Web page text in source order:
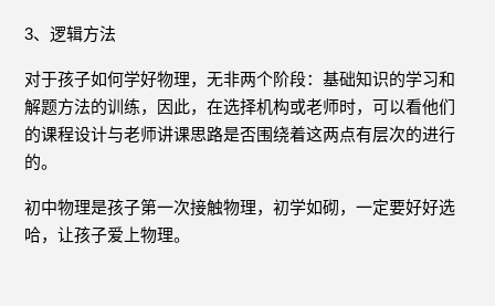
3、逻辑方法
对于孩子如何学好物理，无非两个阶段：基础知识的学习和
解题方法的训练，因此，在选择机构或老师时，可以看他们
的课程设计与老师讲课思路是否围绕着这两点有层次的进行
的。
初中物理是孩子第一次接触物理，初学如砌，一定要好好选
哈，让孩子爱上物理。